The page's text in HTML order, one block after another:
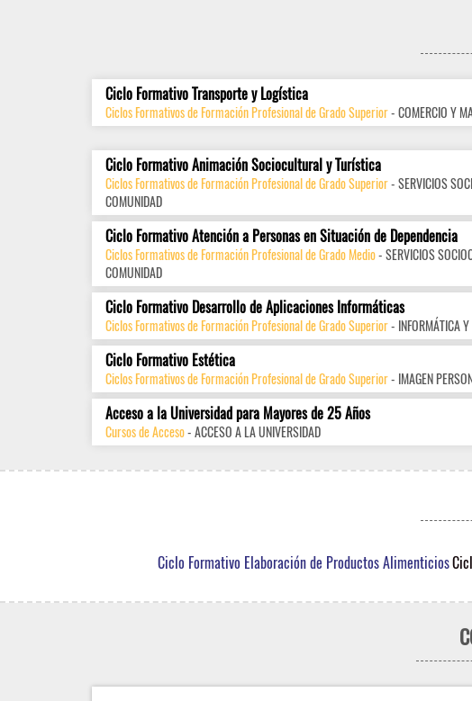
Ciclo Formativo Transporte y Logística
Ciclos Formativos de Formación Profesional de Grado Superior- COMERCIO Y
Ciclo Formativo Animación Sociocultural y Turística
Ciclos Formativos de Formación Profesional de Grado Superior- SERVICIOS
COMUNIDAD
Ciclo Formativo Atención a Personas en Situación de Dependencia
Ciclos Formativos de Formación Profesional de Grado Medio- SERVICIOS
COMUNIDAD
Ciclo Formativo Desarrollo de Aplicaciones Informáticas
Ciclos Formativos de Formación Profesional de Grado Superior- INFORMÁTICA
Ciclo Formativo Estética
Ciclos Formativos de Formación Profesional de Grado Superior- IMAGEN
Acceso a la Universidad para Mayores de 25 Años
Cursos de Acceso- ACCESO A LA UNIVERSIDAD
Ciclo Formativo Elaboración de Productos Alimenticios